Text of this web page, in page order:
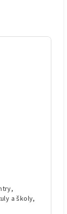
a školy,